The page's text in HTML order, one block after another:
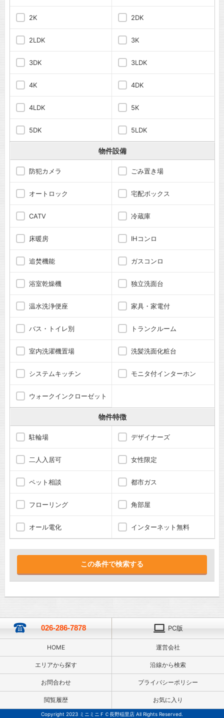
2K 2DK
2LDK 3K
3DK 3LDK
4K 4DK
4LDK 5K
5DK 5LDK
物件設備
防犯カメラ ごみ置き場
オートロック 宅配ボックス
CATV 冷蔵庫
床暖房 IHコンロ
追焚機能 ガスコンロ
浴室乾燥機 独立洗面台
温水洗浄便座 家具・家電付
バス・トイレ別 トランクルーム
室内洗濯機置場 洗髪洗面化粧台
システムキッチン モニタ付インターホン
ウォークインクローゼット
物件特徴
駐輪場 デザイナーズ
二人入居可 女性限定
ペット相談 都市ガス
フローリング 角部屋
オール電化 インターネット無料
026-286-7878 PC版
HOME 運営会社
エリアから探す 沿線から検索
お問合わせ プライバシーポリシー
閲覧履歴 お気に入り
Copyright 2023 ミニミニＦＣ長野稲里店 All Rights Reserved.